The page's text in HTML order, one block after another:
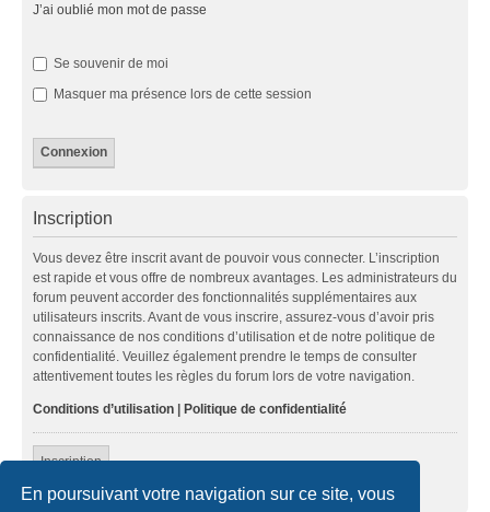
En poursuivant votre navigation sur ce site, vous
J’ai oublié mon mot de passe
Se souvenir de moi
Masquer ma présence lors de cette session
Inscription
Vous devez être inscrit avant de pouvoir vous connecter. L’inscription
est rapide et vous offre de nombreux avantages. Les administrateurs du
forum peuvent accorder des fonctionnalités supplémentaires aux
utilisateurs inscrits. Avant de vous inscrire, assurez-vous d’avoir pris
connaissance de nos conditions d’utilisation et de notre politique de
confidentialité. Veuillez également prendre le temps de consulter
attentivement toutes les règles du forum lors de votre navigation.
Conditions d’utilisation | Politique de confidentialité
Inscription